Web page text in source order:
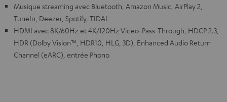
Musique streaming avec Bluetooth, Amazon Music, AirPlay 2,
TuneIn, Deezer, Spotify, TIDAL
HDMI avec 8K/60Hz et 4K/120Hz Video-Pass-Through, HDCP 2.3,
HDR (Dolby Vision™, HDR10, HLG, 3D), Enhanced Audio Return
Channel (eARC), entrée Phono